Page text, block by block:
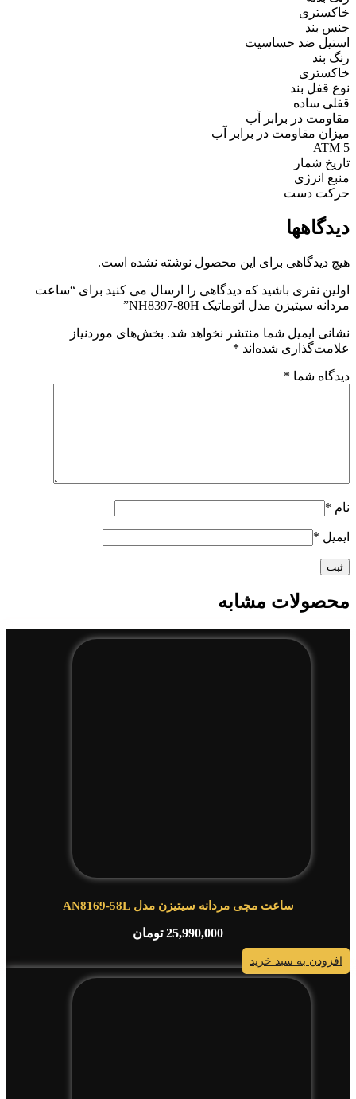
خاکستری
جنس بند
استیل ضد حساسیت
رنگ بند
خاکستری
نوع قفل بند
قفلی ساده
مقاومت در برابر آب
میزان مقاومت در برابر آب
5 ATM
تاریخ شمار
منبع انرژی
حرکت دست
دیدگاهها
هیچ دیدگاهی برای این محصول نوشته نشده است.
اولین نفری باشید که دیدگاهی را ارسال می کنید برای “ساعت
مردانه سیتیزن مدل اتوماتیک NH8397-80H”
نشانی ایمیل شما منتشر نخواهد شد. بخش‌های موردنیاز
علامت‌گذاری شده‌اند *
دیدگاه شما *
نام *
ایمیل *
محصولات مشابه
ساعت مچی مردانه سیتیزن مدل AN8169-58L
25,990,000 تومان
افزودن به سبد خرید